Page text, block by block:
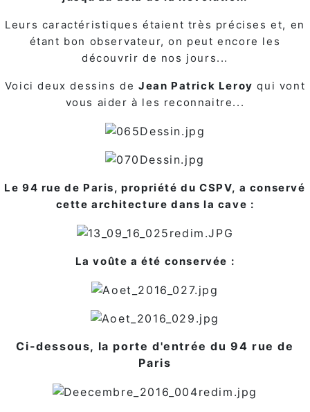
Leurs caractéristiques étaient très précises et, en
étant bon observateur, on peut encore les
découvrir de nos jours...
Voici deux dessins de Jean Patrick Leroy qui vont
vous aider à les reconnaitre...
Le 94 rue de Paris, propriété du CSPV, a conservé
cette architecture dans la cave :
La voûte a été conservée :
Ci-dessous, la porte d'entrée du 94 rue de
Paris